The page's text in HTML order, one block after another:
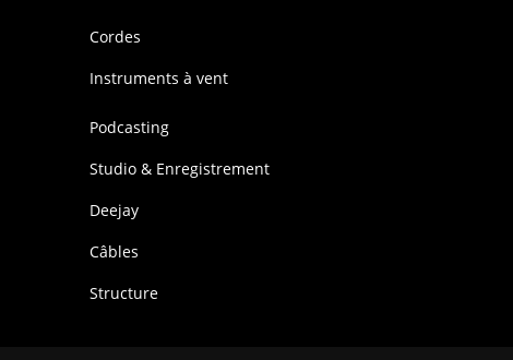
Cordes
Instruments à vent
Podcasting
Studio & Enregistrement
Deejay
Câbles
Structure